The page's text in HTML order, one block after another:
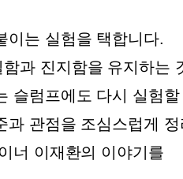
는 실험을 택합니다.
과 진지함을 유지하는
슬럼프에도 다시 실험할
관점을 조심스럽게 정
너 이재환의 이야기를